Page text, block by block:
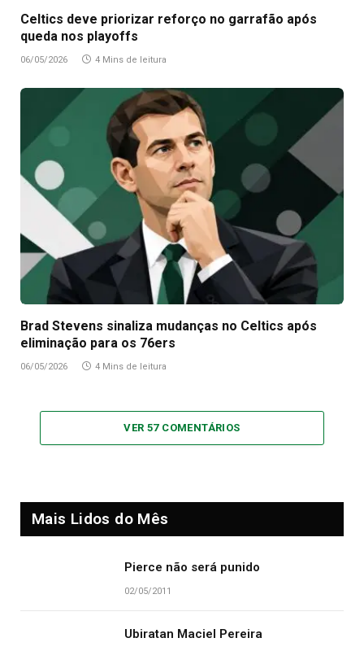
Celtics deve priorizar reforço no garrafão após
queda nos playoffs
06/05/2026 4 Mins de leitura
Brad Stevens sinaliza mudanças no Celtics após
eliminação para os 76ers
06/05/2026 4 Mins de leitura
VER 57 COMENTÁRIOS
Mais Lidos do Mês
Pierce não será punido
02/05/2011
Ubiratan Maciel Pereira